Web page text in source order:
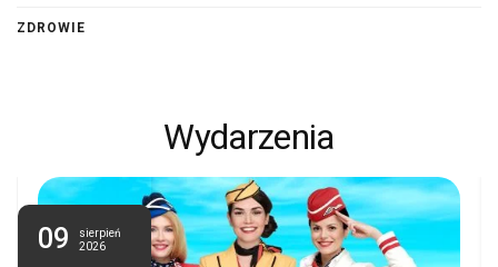
ZDROWIE
Wydarzenia
09
sierpień
2026